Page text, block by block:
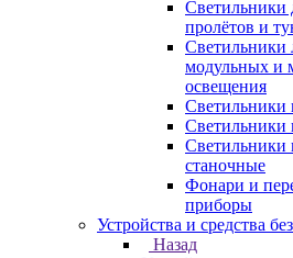
Светильники
пролётов и
Светильники
модульных и
освещения
Светильники
Светильники
Светильники
станочные
Фонари и
приборы
Устройства и средства
Назад